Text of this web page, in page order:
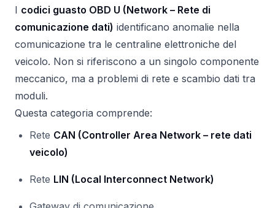
I codici guasto OBD U (Network – Rete di
comunicazione dati) identificano anomalie nella
comunicazione tra le centraline elettroniche del
veicolo. Non si riferiscono a un singolo componente
meccanico, ma a problemi di rete e scambio dati tra
moduli.
Questa categoria comprende:
Rete CAN (Controller Area Network – rete dati
veicolo)
Rete LIN (Local Interconnect Network)